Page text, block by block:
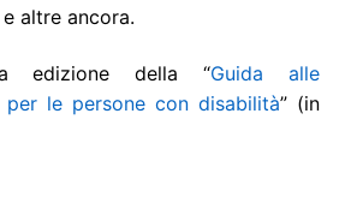
altre ancora.
edizione della “Guida alle
le persone con disabilità” (in